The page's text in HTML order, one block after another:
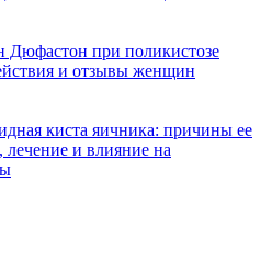
Дюфастон при поликистозе
и отзывы женщин
киста яичника: причины ее
и влияние на